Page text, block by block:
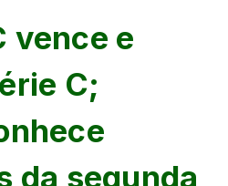
vence e
C;
da segunda